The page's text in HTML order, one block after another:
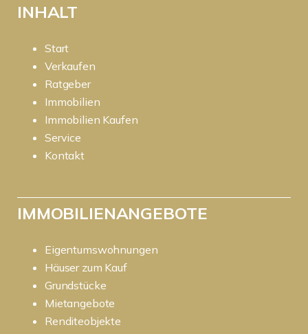
INHALT
Start
Verkaufen
Ratgeber
Immobilien
Immobilien Kaufen
Service
Kontakt
IMMOBILIENANGEBOTE
Eigentumswohnungen
Häuser zum Kauf
Grundstücke
Mietangebote
Renditeobjekte